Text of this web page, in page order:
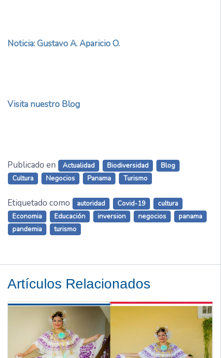
Noticia: Gustavo A. Aparicio O.
Visita nuestro Blog
Publicado en Actualidad Biodiversidad
Blog
Cultura
Negocios Panama Turismo
Etiquetado como autoridad Covid-19
cultura
Economia
Educación inversion negocios
panama
pandemia
turismo
Artículos Relacionados